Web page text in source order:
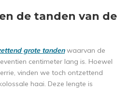
de tanden van de
grote tandenwaarvan de
centimeter lang is. Hoewel
vinden we toch ontzettend
haai. Deze lengte is